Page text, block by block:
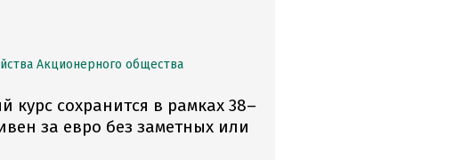
Акционерного общества
сохранится в рамках 38–
за евро без заметных или